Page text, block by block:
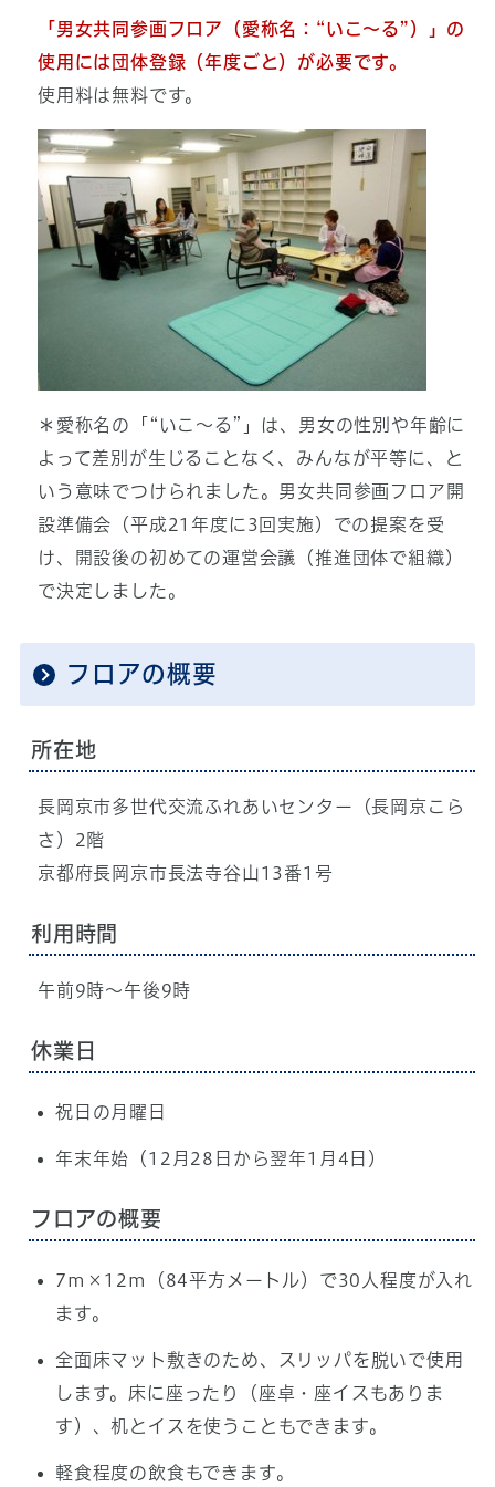
「男女共同参画フロア（愛称名： “いこ～る” ）」の
使用には団体登録（年度ごと）が必要です。
使用料は無料です。
＊愛称名の「“いこ～る”」は、男女の性別や年齢に
よって差別が生じることなく、みんなが平等に、と
いう意味でつけられました。男女共同参画フロア開
設準備会（平成21年度に3回実施）での提案を受
け、開設後の初めての運営会議（推進団体で組織）
で決定しました。
フロアの概要
所在地
長岡京市多世代交流ふれあいセンター（長岡京こら
さ）2階
京都府長岡京市長法寺谷山13番1号
利用時間
午前9時～午後9時
休業日
祝日の月曜日
年末年始（12月28日から翌年1月4日）
フロアの概要
7m×12m（84平方メートル）で30人程度が入れ
ます。
全面床マット敷きのため、スリッパを脱いで使用
します。床に座ったり（座卓・座イスもありま
す）、机とイスを使うこともできます。
軽食程度の飲食もできます。